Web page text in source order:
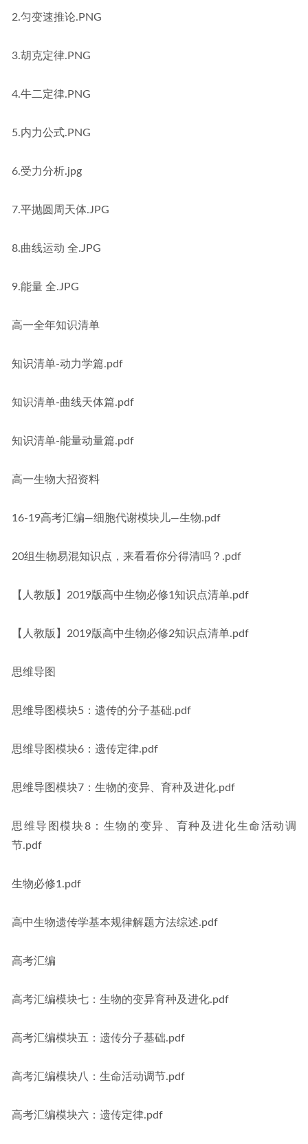
2.匀变速推论.PNG
3.胡克定律.PNG
4.牛二定律.PNG
5.内力公式.PNG
6.受力分析.jpg
7.平抛圆周天体.JPG
8.曲线运动 全.JPG
9.能量 全.JPG
高一全年知识清单
知识清单-动力学篇.pdf
知识清单-曲线天体篇.pdf
知识清单-能量动量篇.pdf
高一生物大招资料
16-19高考汇编—细胞代谢模块儿—生物.pdf
20组生物易混知识点，来看看你分得清吗？.pdf
【人教版】2019版高中生物必修1知识点清单.pdf
【人教版】2019版高中生物必修2知识点清单.pdf
思维导图
思维导图模块5：遗传的分子基础.pdf
思维导图模块6：遗传定律.pdf
思维导图模块7：生物的变异、育种及进化.pdf
思维导图模块8：生物的变异、育种及进化生命活动调
节.pdf
生物必修1.pdf
高中生物遗传学基本规律解题方法综述.pdf
高考汇编
高考汇编模块七：生物的变异育种及进化.pdf
高考汇编模块五：遗传分子基础.pdf
高考汇编模块八：生命活动调节.pdf
高考汇编模块六：遗传定律.pdf